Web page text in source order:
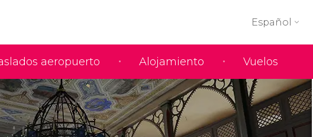
aeropuerto Alojamiento Vuelos
Español